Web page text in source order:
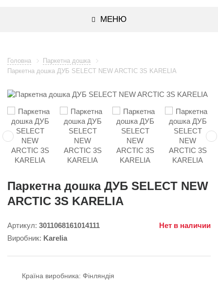
МЕНЮ
Головна
Паркетна дошка
Паркетна дошка ДУБ SELECT NEW ARCTIC 3S KARELIA
Паркетна дошка ДУБ SELECT NEW
ARCTIC 3S KARELIA
Артикул: 3011068161014111
Нет в наличии
Виробник: Karelia
Країна виробника: Фінляндія